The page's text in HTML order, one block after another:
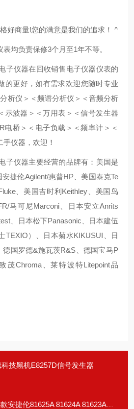
好商量!您的满意是我们的追求！ ^
均负责保修3个月至1年不等。
仪器在回收销售电子仪器仪表的
的更好，如有需求欢迎您随时专业
析仪＞＜频谱分析仪＞＜音频分析
示波器＞＜万用表＞＜信号发生器
电桥＞＜电子负载＞＜频率计＞＜
仪器，欢迎！
仪器主要经营的品牌有：美国是
捷伦Agilent/惠普HP、美国泰克Te
、美国吉时利Keithley、美国鸟
马可尼Marconi、日本安立Anrits
、日本松下Panasonic、日本建伍
TEXIO）、日本菊水KIKUSUI、日
德国罗德&施瓦茨R&S、德国宝马P
茂Chroma、莱特波特Litepoint品
科技黑机E8257D信号发生器
捷伦81625A 81624A 81623A光功率探头